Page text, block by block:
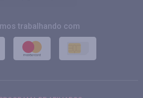
trabalhando com